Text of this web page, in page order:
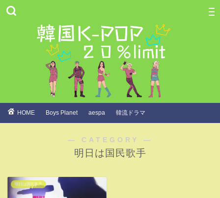
HOME Boys Planet aespa 韓流ドラマ
― CATEGORY ―
明日は国民歌手
明日は国民歌手